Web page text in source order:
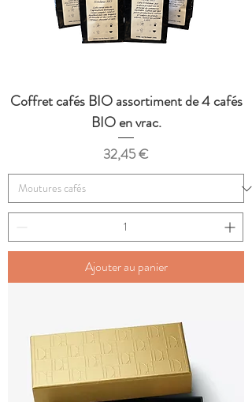
Coffret cafés BIO assortiment de 4 cafés
BIO en vrac.
Prix
32,45 €
Ajouter au panier